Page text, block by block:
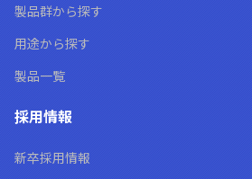
製品群から探す
用途から探す
製品一覧
採用情報
新卒採用情報